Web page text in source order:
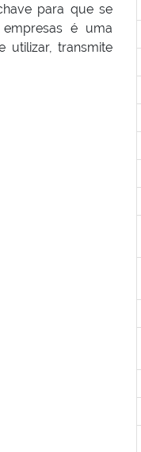
para que se
é uma
utilizar, transmite